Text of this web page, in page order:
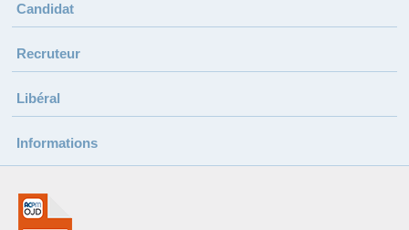
Candidat
Recruteur
Libéral
Informations